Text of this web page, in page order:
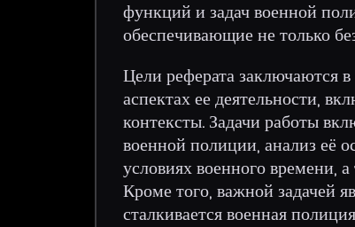
функций и задач военной
обеспечивающие не только
Цели реферата заключаются
аспектах ее деятельности,
контексты. Задачи работы
военной полиции, анализ её
условиях военного времени,
Кроме того, важной задачей
сталкивается военная